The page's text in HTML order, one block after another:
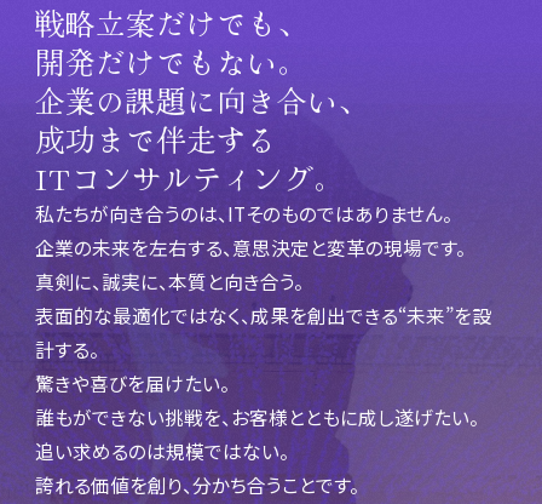
戦略立案だけでも、
開発だけでもない。
企業の課題に向き合い、
成功まで伴走する
ITコンサルティング。
私たちが向き合うのは、ITそのものではありません。
企業の未来を左右する、意思決定と変革の現場です。
真剣に、誠実に、本質と向き合う。
表面的な最適化ではなく、成果を創出できる“未来”を設
計する。
驚きや喜びを届けたい。
誰もができない挑戦を、お客様とともに成し遂げたい。
追い求めるのは規模ではない。
誇れる価値を創り、分かち合うことです。